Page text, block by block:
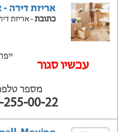
אריזת דירה -
כתובת- אריזת
‫עכשיו סגור
מספר
255-00-22